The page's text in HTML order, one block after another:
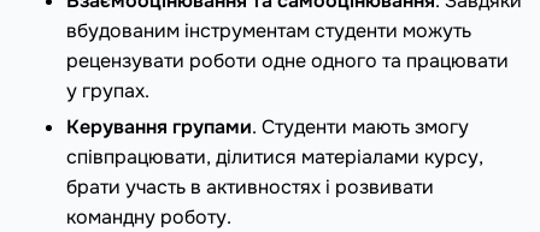
вбудованим інструментам студенти можуть
рецензувати роботи одне одного та працювати
у групах.
Керування групами. Студенти мають змогу
співпрацювати, ділитися матеріалами курсу,
брати участь в активностях і розвивати
командну роботу.